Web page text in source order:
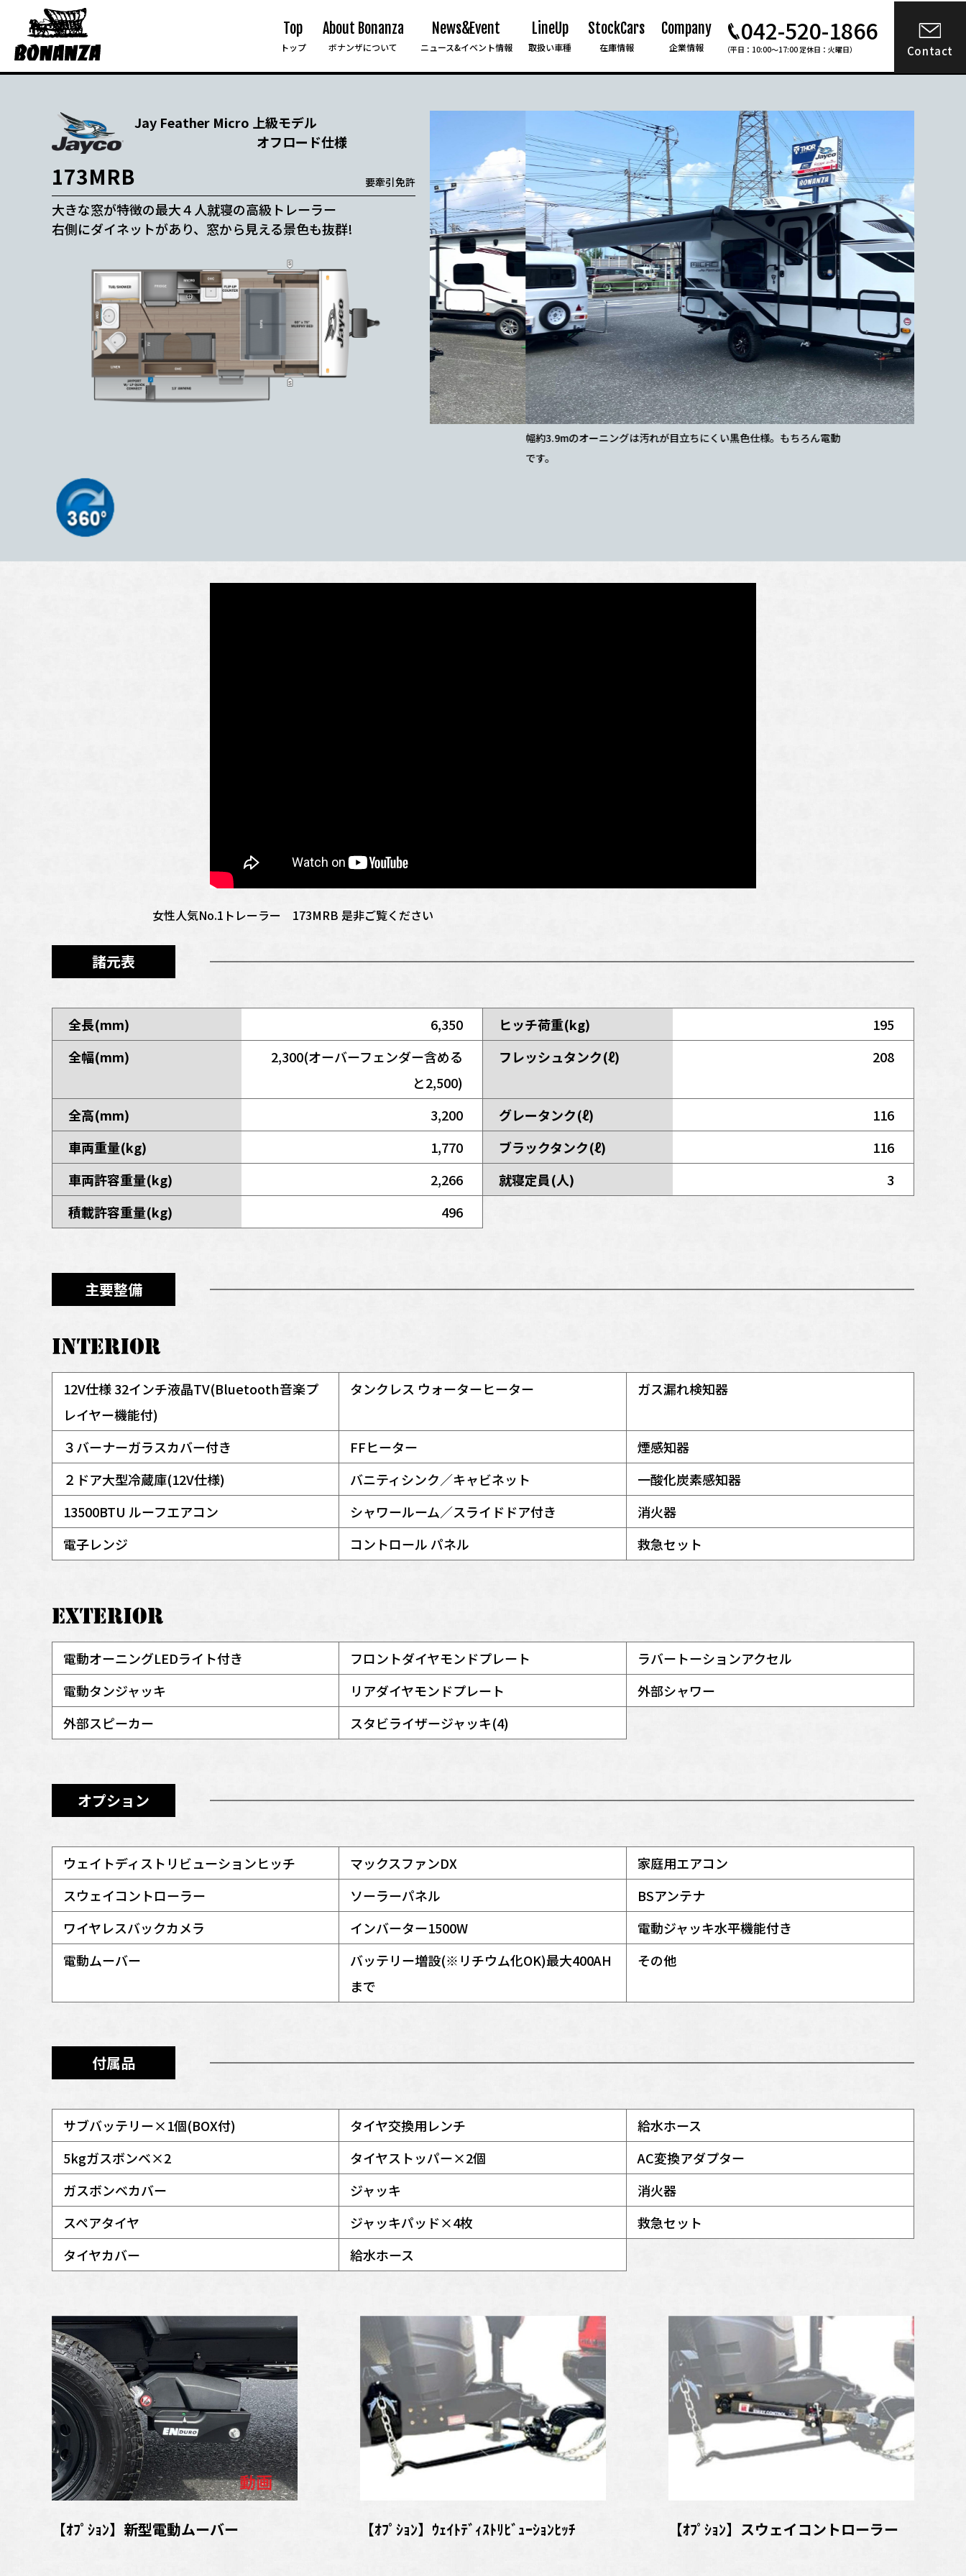
Top
トップ
About Bonanza
ボナンザについて
News&Event
ニュース&イベント情報
LineUp
取扱い車種
StockCars
在庫情報
Company
企業情報
042-520-1866
（平日：10:00〜17:00 定休日：火曜日） Contact
Jay Feather Micro 上級モデル
オフロード仕様
173MRB 要牽引免許
大きな窓が特徴の最大４人就寝の高級トレーラー
右側にダイネットがあり、窓から見える景色も抜群!
幅約3.9mのオーニングは汚れが目立ちにくい黒色仕様。もちろん電動
女性人気No.1トレーラー 173MRB 是非ご覧ください
諸元表
全長(mm) 6,350 ヒッチ荷重(kg)
195
全幅(mm)
2,300(オーバーフェンダー含める
と2,500)
フレッシュタンク(ℓ) 208
全高(mm) 3,200 グレータンク(ℓ)
116
車両重量(kg)
1,770 ブラックタンク(ℓ)
116
車両許容重量(kg)
2,266 就寝定員(人)
3
積載許容重量(kg)
496
主要整備
12V仕様 32インチ液晶TV(Bluetooth音楽プ
レイヤー機能付)
タンクレス ウォーターヒーター ガス漏れ検知器
３バーナーガラスカバー付き FFヒーター
煙感知器
２ドア大型冷蔵庫(12V仕様)
バニティシンク／キャビネット
一酸化炭素感知器
13500BTU ルーフエアコン
シャワールーム／スライドドア付き
消火器
電子レンジ
コントロール パネル 救急セット
電動オーニングLEDライト付き フロントダイヤモンドプレート
ラバートーションアクセル
電動タンジャッキ
リアダイヤモンドプレート
外部シャワー
外部スピーカー
スタビライザージャッキ(4)
オプション
ウェイトディストリビューションヒッチ マックスファンDX
家庭用エアコン
スウェイコントローラー
ソーラーパネル
BSアンテナ
ワイヤレスバックカメラ
インバーター1500W
電動ジャッキ水平機能付き
電動ムーバー
バッテリー増設(※リチウム化OK)最大400AH
まで
その他
付属品
サブバッテリー×1個(BOX付) タイヤ交換用レンチ
給水ホース
5kgガスボンベ×2
タイヤストッパー×2個
AC変換アダプター
ガスボンベカバー
ジャッキ
消火器
スペアタイヤ
ジャッキパッド×4枚
救急セット
タイヤカバー
給水ホース
【ｵﾌﾟｼｮﾝ】新型電動ムーバー 【ｵﾌﾟｼｮﾝ】ｳｪｲﾄﾃﾞｨｽﾄﾘﾋﾞｭｰｼｮﾝﾋｯﾁ 【ｵﾌﾟｼｮﾝ】スウェイコントローラー